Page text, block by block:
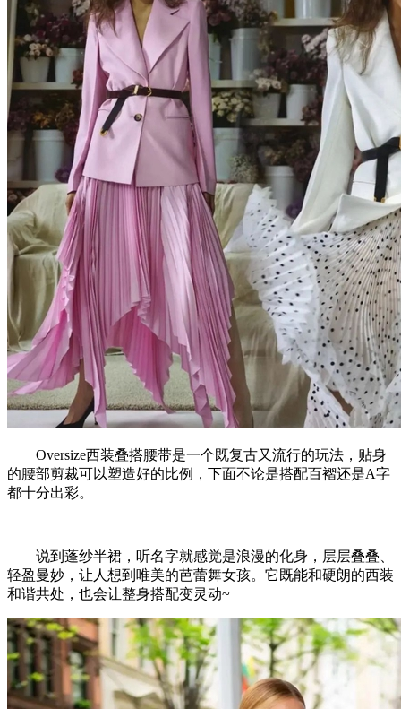
Oversize西装叠搭腰带是一个既复古又流行的玩法，贴身
的腰部剪裁可以塑造好的比例，下面不论是搭配百褶还是A字
都十分出彩。
说到蓬纱半裙，听名字就感觉是浪漫的化身，层层叠叠、
轻盈曼妙，让人想到唯美的芭蕾舞女孩。它既能和硬朗的西装
和谐共处，也会让整身搭配变灵动~